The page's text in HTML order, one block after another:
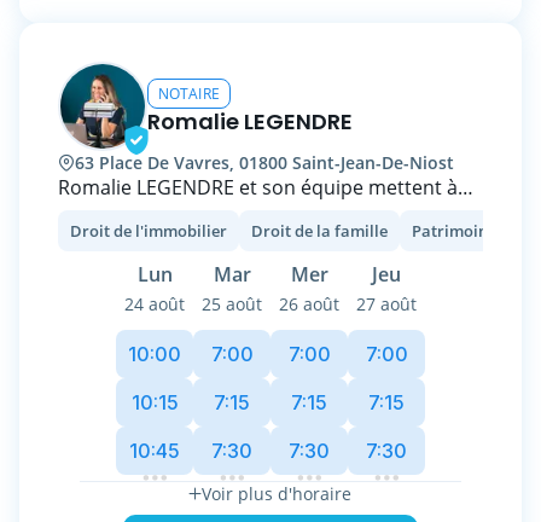
NOTAIRE
Romalie LEGENDRE
63 Place De Vavres, 01800 Saint-Jean-De-Niost
Romalie LEGENDRE et son équipe mettent à
disponibilité pour l’aboutissement de vos
projets personnels, familiaux et
professionnels.
Spécialisée depuis plus de quinze ans en droit
immobilier et notariat lyonnais et rhônalpin,
Romalie LEGENDRE applique son expertise en
conseil patrimonial et sa connaissance du
marché immobilier et de ses opérations tant
dans l'accompagnement des particuliers que
des professionnels et investisseurs.
Droit de l'immobilier Droit de la famille Patrimoine et
Lun Mar Mer Jeu
24 août 25 août 26 août 27 août
10:00
10:15
10:45
7:00
7:15
7:30
7:00
7:15
7:30
7:00
7:15
7:30
Voir plus d'horaire